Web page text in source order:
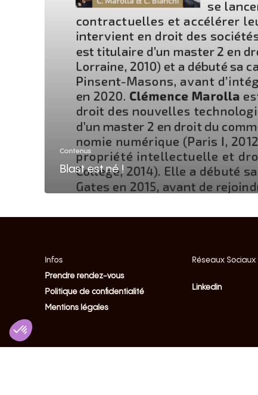
Contenus
Blast est né !
Infos
Prendre rendez-vous
Politique de confidentialité
Mentions légales
Réseaux Sociaux
Linkedin